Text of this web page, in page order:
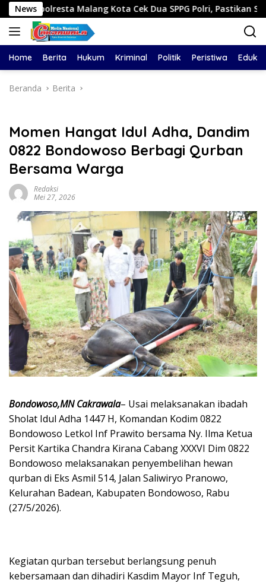
Langsung
ke
konten
News
Malang Kota Cek Dua SPPG Polri, Pastikan Standar
Home Berita Hukum Kriminal Politik Peristiwa
Beranda Berita
Momen Hangat Idul Adha, Dandim
0822 Bondowoso Berbagi Qurban
Bersama Warga
Redaksi
Mei 27, 2026
Bondowoso,MN Cakrawala– Usai melaksanakan ibadah
Sholat Idul Adha 1447 H, Komandan Kodim 0822
Bondowoso Letkol Inf Prawito bersama Ny. Ilma Ketua
Persit Kartika Chandra Kirana Cabang XXXVI Dim 0822
Bondowoso melaksanakan penyembelihan hewan
qurban di Eks Asmil 514, Jalan Saliwiryo Pranowo,
Kelurahan Badean, Kabupaten Bondowoso, Rabu
(27/5/2026).
Kegiatan qurban tersebut berlangsung penuh
kebersamaan dan dihadiri Kasdim Mayor Inf Teguh,